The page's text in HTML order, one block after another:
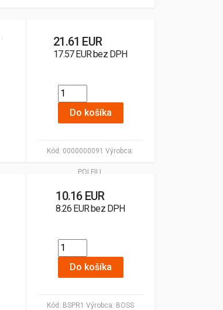
Kód: 0000000091 Výrobca:
POLFILL
21.61 EUR
17.57 EUR bez DPH
Do košíka
Kód: BSPR1 Výrobca: BOSS
10.16 EUR
8.26 EUR bez DPH
Do košíka